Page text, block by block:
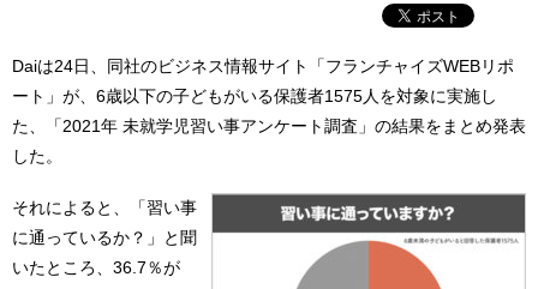
Daiは24日、同社のビジネス情報サイト「フランチャイズWEBリポ
ート」が、6歳以下の子どもがいる保護者1575人を対象に実施し
た、「2021年 未就学児習い事アンケート調査」の結果をまとめ発表
した。
それによると、「習い事
に通っているか？」と聞
いたところ、36.7％が